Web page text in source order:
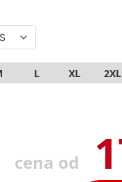
L XL 2XL
cena od